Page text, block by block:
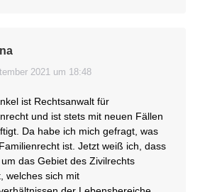
2021 um 18:48
ist Rechtsanwalt für
und ist stets mit neuen Fällen
Da habe ich mich gefragt, was
ist. Jetzt weiß ich, dass
das Gebiet des Zivilrechts
welches sich mit